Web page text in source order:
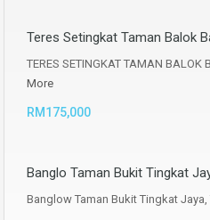
Teres Setingkat Taman Balok
TERES SETINGKAT TAMAN
More
RM175,000
Banglo Taman Bukit Tingkat
Banglow Taman Bukit Tingkat